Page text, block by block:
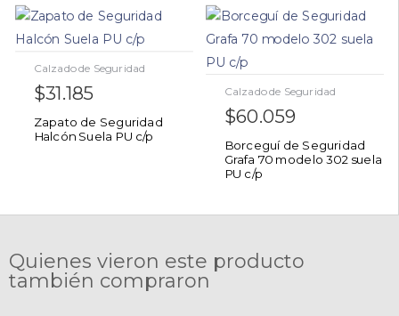
Calzado de Seguridad
$31.185
Zapato de Seguridad
Halcón Suela PU c/p
Calzado de Seguridad
$60.059
Borceguí de Seguridad
Grafa 70 modelo 302 suela
PU c/p
Quienes vieron este producto
también compraron